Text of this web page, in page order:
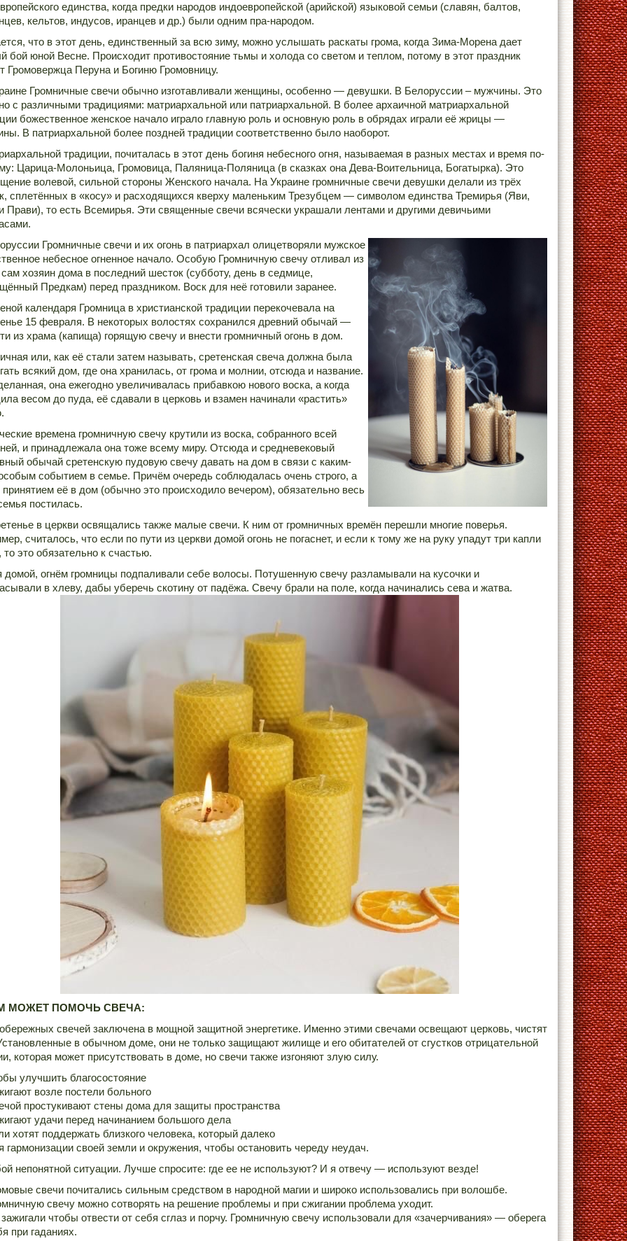
единства, когда предки народов индоевропейской (арийской) языковой семьи (славян, балтов,
кельтов, индусов, иранцев и др.) были одним пра-народом.
что в этот день, единственный за всю зиму, можно услышать раскаты грома, когда Зима-Морена дает
бой юной Весне. Происходит противостояние тьмы и холода со светом и теплом, потому в этот праздник
Громовержца Перуна и Богиню Громовницу.
Громничные свечи обычно изготавливали женщины, особенно — девушки. В Белоруссии – мужчины. Это
с различными традициями: матриархальной или патриархальной. В более архаичной матриархальной
божественное женское начало играло главную роль и основную роль в обрядах играли её жрицы —
В патриархальной более поздней традиции соответственно было наоборот.
традиции, почиталась в этот день богиня небесного огня, называемая в разных местах и время по-
Царица-Молоньица, Громовица, Паляница-Поляница (в сказках она Дева-Воительница, Богатырка). Это
волевой, сильной стороны Женского начала. На Украине громничные свечи девушки делали из трёх
сплетённых в «косу» и расходящихся кверху маленьким Трезубцем — символом единства Тремирья (Яви,
Прави), то есть Всемирья. Эти священные свечи всячески украшали лентами и другими девичьими
Громничные свечи и их огонь в патриархал олицетворяли мужское
небесное огненное начало. Особую Громничную свечу отливал из
сам хозяин дома в последний шесток (субботу, день в седмице,
Предкам) перед праздником. Воск для неё готовили заранее.
календаря Громница в христианской традиции перекочевала на
15 февраля. В некоторых волостях сохранился древний обычай —
из храма (капища) горящую свечу и внести громничный огонь в дом.
или, как её стали затем называть, сретенская свеча должна была
всякий дом, где она хранилась, от грома и молнии, отсюда и название.
она ежегодно увеличивалась прибавкою нового воска, а когда
весом до пуда, её сдавали в церковь и взамен начинали «растить»
времена громничную свечу крутили из воска, собранного всей
и принадлежала она тоже всему миру. Отсюда и средневековый
обычай сретенскую пудовую свечу давать на дом в связи с каким-
событием в семье. Причём очередь соблюдалась очень строго, а
принятием её в дом (обычно это происходило вечером), обязательно весь
постилась.
в церкви освящались также малые свечи. К ним от громничных времён перешли многие поверья.
считалось, что если по пути из церкви домой огонь не погаснет, и если к тому же на руку упадут три капли
то это обязательно к счастью.
домой, огнём громницы подпаливали себе волосы. Потушенную свечу разламывали на кусочки и
в хлеву, дабы уберечь скотину от падёжа. Свечу брали на поле, когда начинались сева и жатва.
МОЖЕТ ПОМОЧЬ СВЕЧА:
свечей заключена в мощной защитной энергетике. Именно этими свечами освещают церковь, чистят
в обычном доме, они не только защищают жилище и его обитателей от сгустков отрицательной
которая может присутствовать в доме, но свечи также изгоняют злую силу.
улучшить благосостояние
возле постели больного
простукивают стены дома для защиты пространства
удачи перед начинанием большого дела
хотят поддержать близкого человека, который далеко
гармонизации своей земли и окружения, чтобы остановить череду неудач.
непонятной ситуации. Лучше спросите: где ее не используют? И я отвечу — используют везде!
свечи почитались сильным средством в народной магии и широко использовались при волошбе.
свечу можно сотворять на решение проблемы и при сжигании проблема уходит.
чтобы отвести от себя сглаз и порчу. Громничную свечу использовали для «зачерчивания» — оберега
при гаданиях.